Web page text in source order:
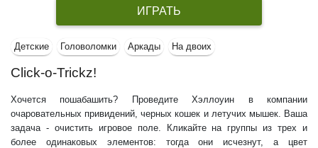
ИГРАТЬ
Детские Головоломки Аркады На двоих
Click-o-Trickz!
Хочется пошабашить? Проведите Хэллоуин в компании
очаровательных привидений, черных кошек и летучих мышек. Ваша
задача - очистить игровое поле. Кликайте на группы из трех и
более одинаковых элементов: тогда они исчезнут, а цвет